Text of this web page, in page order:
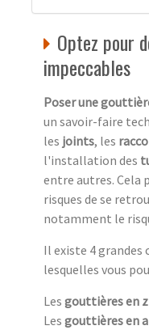
Optez pour
impeccables
Poser une
un savoir-faire
les joints, les
l'installation des
entre autres. Cela
risques de se
notamment le
Il existe 4
lesquelles vous
Les gouttières en
Les gouttières en